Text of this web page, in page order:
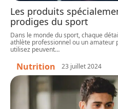
Les produits
prodiges du sport
Dans le monde du sport, chaque
athlète professionnel ou un amateur
utilisez peuvent…
Nutrition 23 juillet 2024